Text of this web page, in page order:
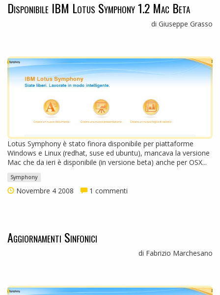
Disponibile IBM Lotus Symphony 1.2 Mac Beta
di Giuseppe Grasso
Lotus Symphony è stato finora disponibile per piattaforme
Windows e Linux (redhat, suse ed ubuntu), mancava la versione
Mac che da ieri è disponibile (in versione beta) anche per OSX...
Symphony
Novembre 4 2008 1 commenti
Aggiornamenti Sinfonici
di Fabrizio Marchesano